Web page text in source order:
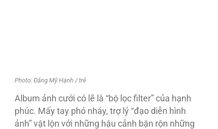
Photo: Đặng Mỹ Hạnh / trẻ
Album ảnh cưới có lẽ là “bộ lọc filter” của hạnh
phúc. Mấy tay phó nháy, trợ lý “đạo diễn hình
ảnh” vật lộn với những hậu cảnh bận rộn những